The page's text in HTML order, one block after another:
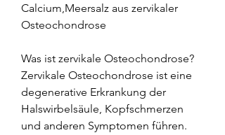
Calcium,Meersalz aus zervikaler
Osteochondrose
Was ist zervikale Osteochondrose?
Zervikale Osteochondrose ist eine
degenerative Erkrankung der
Halswirbelsäule, Kopfschmerzen
und anderen Symptomen führen.